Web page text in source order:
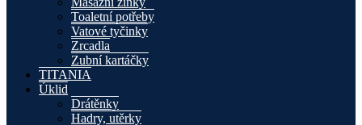
Toaletní potřeby
Vatové tyčinky
Zrcadla
Zubní kartáčky
TITANIA
Úklid
Drátěnky
Hadry, utěrky